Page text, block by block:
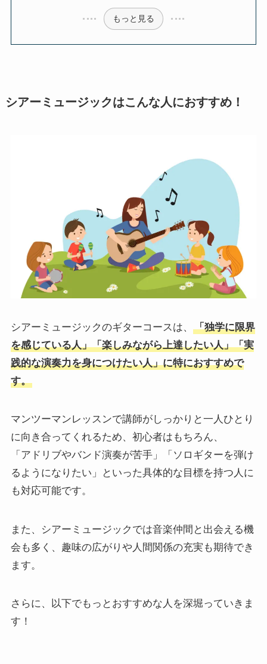
もっと見る
シアーミュージックはこんな人におすすめ！
シアーミュージックのギターコースは、
「独学に限界
を感じている人」「楽しみながら上達したい人」「実
践的な演奏力を身につけたい人」に特におすすめで
す。
マンツーマンレッスンで講師がしっかりと一人ひとり
に向き合ってくれるため、初心者はもちろん、
「アドリブやバンド演奏が苦手」「ソロギターを弾け
るようになりたい」といった具体的な目標を持つ人に
も対応可能です。
また、シアーミュージックでは音楽仲間と出会える機
会も多く、趣味の広がりや人間関係の充実も期待でき
ます。
さらに、以下でもっとおすすめな人を深堀っていきま
す！